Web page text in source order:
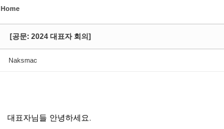
Home
[공문: 2024 대표자 회의]
Naksmac
대표자님들 안녕하세요.